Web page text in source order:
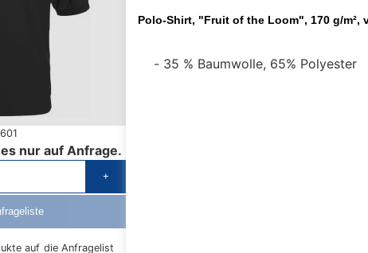
nur auf Anfrage.
+
auf die Anfragelist
Polo-Shirt, "Fruit of the Loom", 170 g/m²,
35 % Baumwolle, 65% Polyester